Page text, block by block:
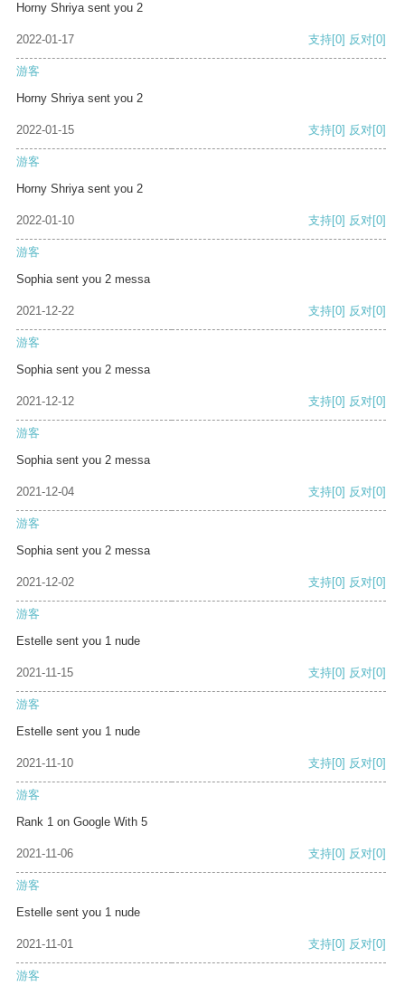
Horny Shriya sent you 2
2022-01-17 支持[0] 反对[0]
游客
Horny Shriya sent you 2
2022-01-15 支持[0] 反对[0]
游客
Horny Shriya sent you 2
2022-01-10 支持[0] 反对[0]
游客
Sophia sent you 2 messa
2021-12-22 支持[0] 反对[0]
游客
Sophia sent you 2 messa
2021-12-12 支持[0] 反对[0]
游客
Sophia sent you 2 messa
2021-12-04 支持[0] 反对[0]
游客
Sophia sent you 2 messa
2021-12-02 支持[0] 反对[0]
游客
Estelle sent you 1 nude
2021-11-15 支持[0] 反对[0]
游客
Estelle sent you 1 nude
2021-11-10 支持[0] 反对[0]
游客
Rank 1 on Google With 5
2021-11-06 支持[0] 反对[0]
游客
Estelle sent you 1 nude
2021-11-01 支持[0] 反对[0]
游客